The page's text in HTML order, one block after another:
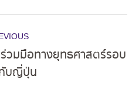
Previous
post:
วมมือทางยุทธศาสตร์รอบ
บญี่ปุ่น